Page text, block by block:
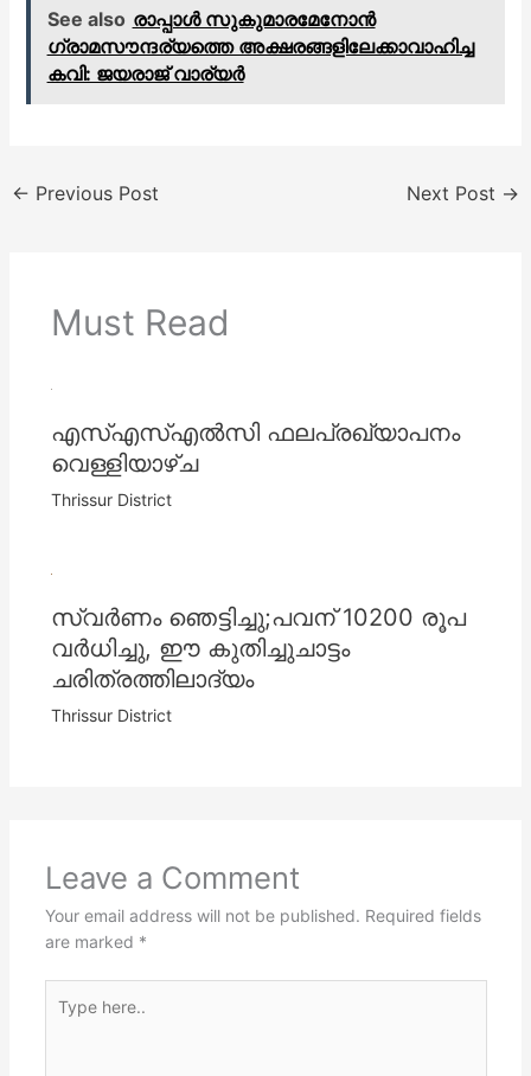
See also രാപ്പാള്‍ സുകുമാരമേനോന്‍
ഗ്രാമസൗന്ദര്യത്തെ അക്ഷരങ്ങളിലേക്കാവാഹിച്ച
കവി: ജയരാജ് വാര്യര്‍
← Previous Post Next Post →
Must Read
എസ്‌എസ്‌എല്‍സി ഫലപ്രഖ്യാപനം
വെള്ളിയാഴ്ച
Thrissur District
സ്വര്‍ണം ഞെട്ടിച്ചു;പവന് 10200 രൂപ
വര്‍ധിച്ചു, ഈ കുതിച്ചുചാട്ടം
ചരിത്രത്തിലാദ്യം
Thrissur District
Leave a Comment
Your email address will not be published. Required fields
are marked *
here..